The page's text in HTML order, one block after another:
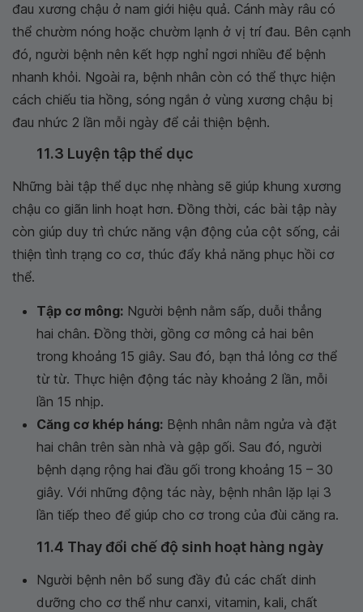
đau xương chậu ở nam giới hiệu quả. Cánh mày râu có
thể chườm nóng hoặc chườm lạnh ở vị trí đau. Bên cạnh
đó, người bệnh nên kết hợp nghỉ ngơi nhiều để bệnh
nhanh khỏi. Ngoài ra, bệnh nhân còn có thể thực hiện
cách chiếu tia hồng, sóng ngắn ở vùng xương chậu bị
đau nhức 2 lần mỗi ngày để cải thiện bệnh.
11.3 Luyện tập thể dục
Những bài tập thể dục nhẹ nhàng sẽ giúp khung xương
chậu co giãn linh hoạt hơn. Đồng thời, các bài tập này
còn giúp duy trì chức năng vận động của cột sống, cải
thiện tình trạng co cơ, thúc đẩy khả năng phục hồi cơ
thể.
Tập cơ mông: Người bệnh nằm sấp, duỗi thẳng
hai chân. Đồng thời, gồng cơ mông cả hai bên
trong khoảng 15 giây. Sau đó, bạn thả lỏng cơ thể
từ từ. Thực hiện động tác này khoảng 2 lần, mỗi
lần 15 nhịp.
Căng cơ khép háng: Bệnh nhân nằm ngửa và đặt
hai chân trên sàn nhà và gập gối. Sau đó, người
bệnh dạng rộng hai đầu gối trong khoảng 15 – 30
giây. Với những động tác này, bệnh nhân lặp lại 3
lần tiếp theo để giúp cho cơ trong của đùi căng ra.
11.4 Thay đổi chế độ sinh hoạt hàng ngày
Người bệnh nên bổ sung đầy đủ các chất dinh
dưỡng cho cơ thể như canxi, vitamin, kali, chất